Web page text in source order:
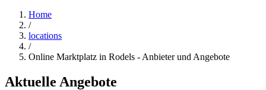
Home
/
locations
/
Online Marktplatz in Rodels - Anbieter und Angebote
Aktuelle Angebote